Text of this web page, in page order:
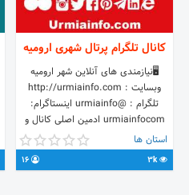
کانال تلگرام پرتال شهری ارومیه
🖥نیازمندی های آنلاین شهر ارومیه
وبسایت : http://urmiainfo.com
تلگرام : @urmiainfo اینستاگرام:
urmiainfocom ادمین اصلی کانال و
مسابقات 👉 @urmiainfoadmin پل
ارتباطی شهروندان خبرنگار 👉
@Y_R_webadmin
استان ها
3k